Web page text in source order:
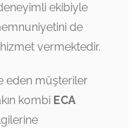
ekibiyle
de
vermektedir.
eden müşteriler
kombi ECA